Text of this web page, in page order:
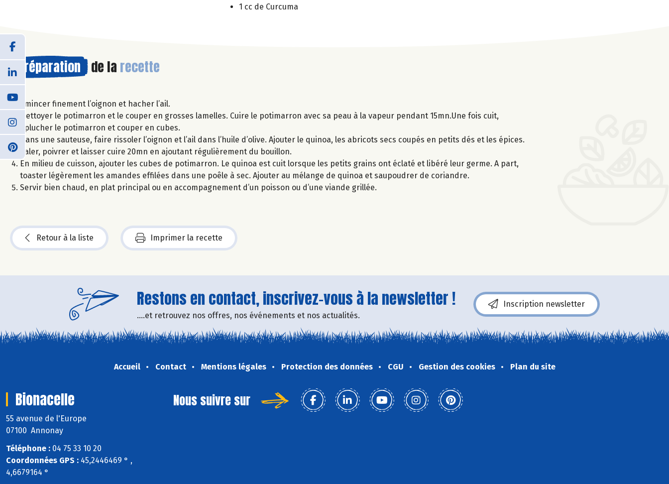
1 cc de Curcuma
Préparation de la recette
Emincer finement l’oignon et hacher l’ail.
Nettoyer le potimarron et le couper en grosses lamelles. Cuire le potimarron avec sa peau à la vapeur pendant 15mn.Une fois cuit,
éplucher le potimarron et couper en cubes.
Dans une sauteuse, faire rissoler l’oignon et l’ail dans l’huile d’olive. Ajouter le quinoa, les abricots secs coupés en petits dés et les épices.
Saler, poivrer et laisser cuire 20mn en ajoutant régulièrement du bouillon.
En milieu de cuisson, ajouter les cubes de potimarron. Le quinoa est cuit lorsque les petits grains ont éclaté et libéré leur germe. A part,
toaster légèrement les amandes effilées dans une poêle à sec. Ajouter au mélange de quinoa et saupoudrer de coriandre.
Servir bien chaud, en plat principal ou en accompagnement d’un poisson ou d’une viande grillée.
Retour à la liste Imprimer la recette
Restons en contact, inscrivez-vous à la newsletter !
....et retrouvez nos offres, nos événements et nos actualités.
Inscription newsletter
Accueil Contact Mentions légales Protection des données CGU Gestion des cookies Plan du site
Bionacelle
55 avenue de l'Europe
07100 Annonay
Téléphone : 04 75 33 10 20
Coordonnées GPS : 45,2446469 ° ,
4,6679164 °
Nous suivre sur